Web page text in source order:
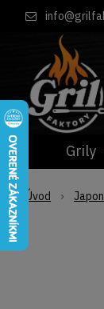
Grily
Úvod